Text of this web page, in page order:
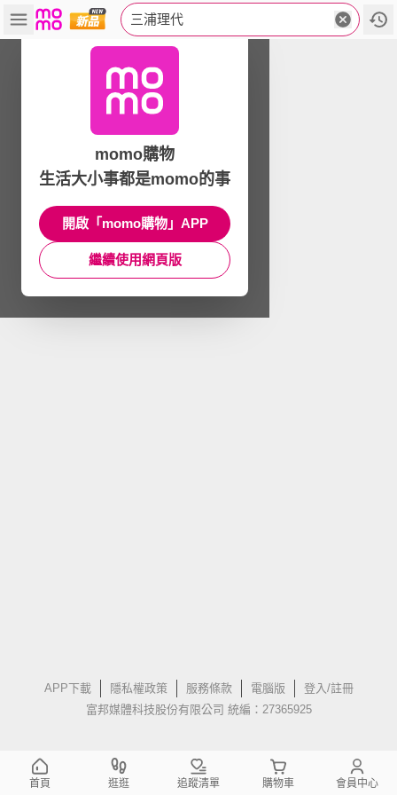
三浦理代
APP下載 隱私權政策 服務條款 電腦版
登入/註冊
富邦媒體科技股份有限公司 統編：27365925
momo購物
生活大小事都是momo的事
開啟「momo購物」APP
繼續使用網頁版
首頁 逛逛 追蹤清單 購物車 會員中心